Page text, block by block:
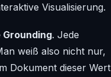
Visualisierung.
Grounding. Jede
weiß also nicht nur,
Dokument dieser Wert